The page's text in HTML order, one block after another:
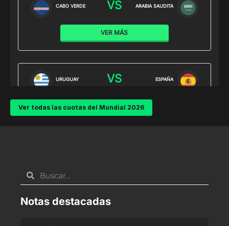
Ver todas las cuotas del Mundial 2026
Notas destacadas